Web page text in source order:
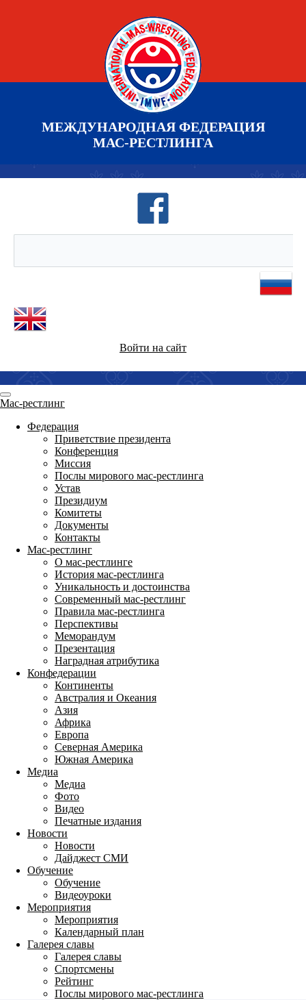
МЕЖДУНАРОДНАЯ ФЕДЕРАЦИЯ
МАС-РЕСТЛИНГА
Войти на сайт
Мас-рестлинг
Федерация
Приветствие президента
Конференция
Миссия
Послы мирового мас-рестлинга
Устав
Президиум
Комитеты
Документы
Контакты
Мас-рестлинг
О мас-рестлинге
История мас-рестлинга
Уникальность и достоинства
Современный мас-рестлинг
Правила мас-рестлинга
Перспективы
Меморандум
Презентация
Наградная атрибутика
Конфедерации
Континенты
Австралия и Океания
Азия
Африка
Европа
Северная Америка
Южная Америка
Медиа
Медиа
Фото
Видео
Печатные издания
Новости
Новости
Дайджест СМИ
Обучение
Обучение
Видеоуроки
Мероприятия
Мероприятия
Календарный план
Галерея славы
Галерея славы
Спортсмены
Рейтинг
Послы мирового мас-рестлинга